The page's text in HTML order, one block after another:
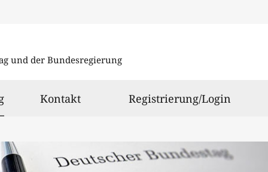
und der Bundesregierung
ausgewählt
Kontakt Registrierung/Login